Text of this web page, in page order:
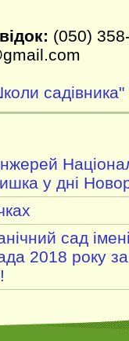
(050)
садівника"
у дні
сад
2018 року